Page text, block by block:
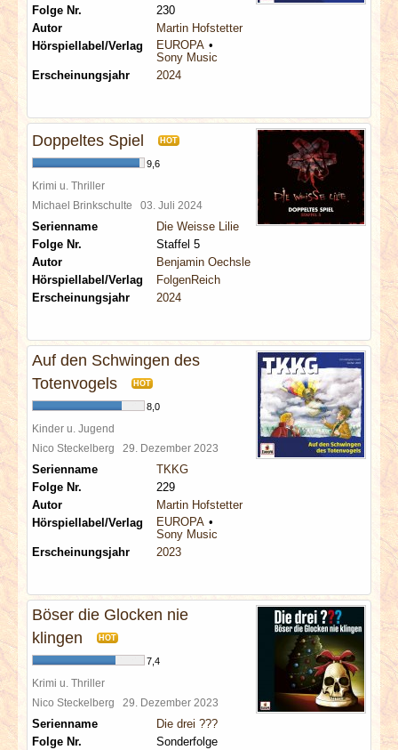
Folge Nr.
230
Autor
Martin Hofstetter
Hörspiellabel/Verlag
EUROPA
Sony Music
Erscheinungsjahr
2024
Doppeltes Spiel HOT
9,6
Krimi u. Thriller
Michael Brinkschulte 03. Juli 2024
Serienname
Die Weisse Lilie
Folge Nr.
Staffel 5
Autor
Benjamin Oechsle
Hörspiellabel/Verlag
FolgenReich
Erscheinungsjahr
2024
Auf den Schwingen des
Totenvogels
HOT
8,0
Kinder u. Jugend
Nico Steckelberg 29. Dezember 2023
Serienname
TKKG
Folge Nr.
229
Autor
Martin Hofstetter
Hörspiellabel/Verlag
EUROPA
Sony Music
Erscheinungsjahr
2023
Böser die Glocken nie
klingen
HOT
7,4
Krimi u. Thriller
Nico Steckelberg 29. Dezember 2023
Serienname
Die drei ???
Folge Nr.
Sonderfolge